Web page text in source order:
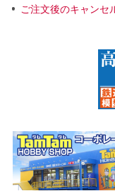
ご注文後のキャンセ